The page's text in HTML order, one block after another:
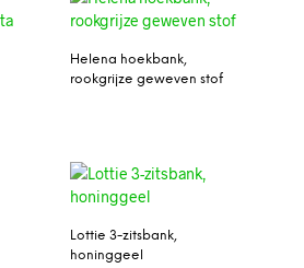
Helena hoekbank,
rookgrijze geweven stof
Lottie 3-zitsbank,
honinggeel